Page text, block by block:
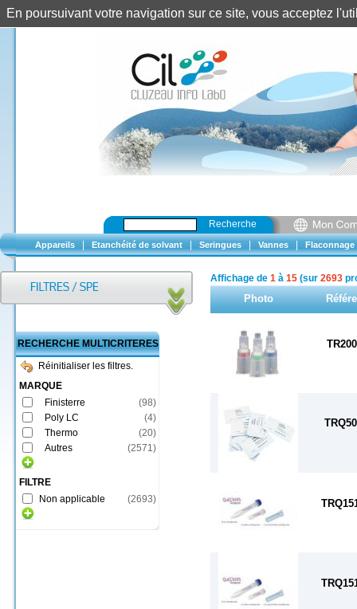
Recherche
Appareils Etanchéité de solvant Seringues Vannes Flaconnage
RECHERCHE MULTICRITERES
Réinitialiser les filtres.
MARQUE
Finisterre
(98)
Poly LC
(4)
Thermo
(20)
Autres
(2571)
FILTRE
Non applicable
(2693)
Affichage de 1 à 15 (sur 2693
Photo
En poursuivant votre navigation sur ce site, vous acceptez